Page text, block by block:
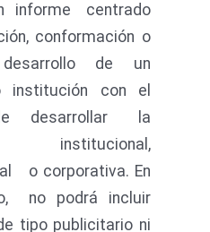
informe centrado
conformación o
de un
institución con el
desarrollar la
institucional,
o corporativa. En
no podrá incluir
tipo publicitario ni